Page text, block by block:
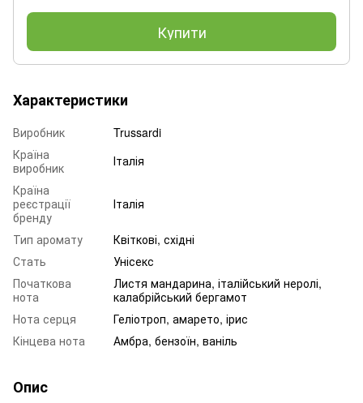
Купити
Характеристики
Виробник
Trussardi
Країна
виробник
Італія
Країна
реєстрації
бренду
Італія
Тип аромату
Квіткові, східні
Стать
Унісекс
Початкова
нота
Листя мандарина, італійський неролі,
калабрійський бергамот
Нота серця
Геліотроп, амарето, ірис
Кінцева нота
Амбра, бензоїн, ваніль
Опис